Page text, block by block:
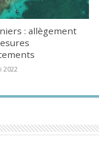
: allègement
2022